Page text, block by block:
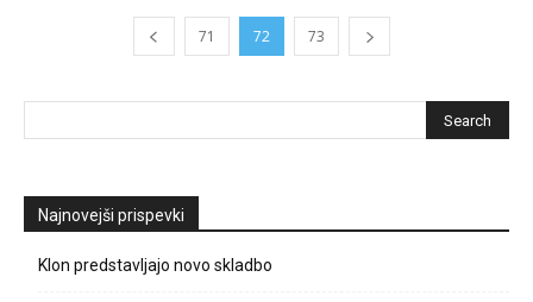
71 72 73
Najnovejši prispevki
Klon predstavljajo novo skladbo